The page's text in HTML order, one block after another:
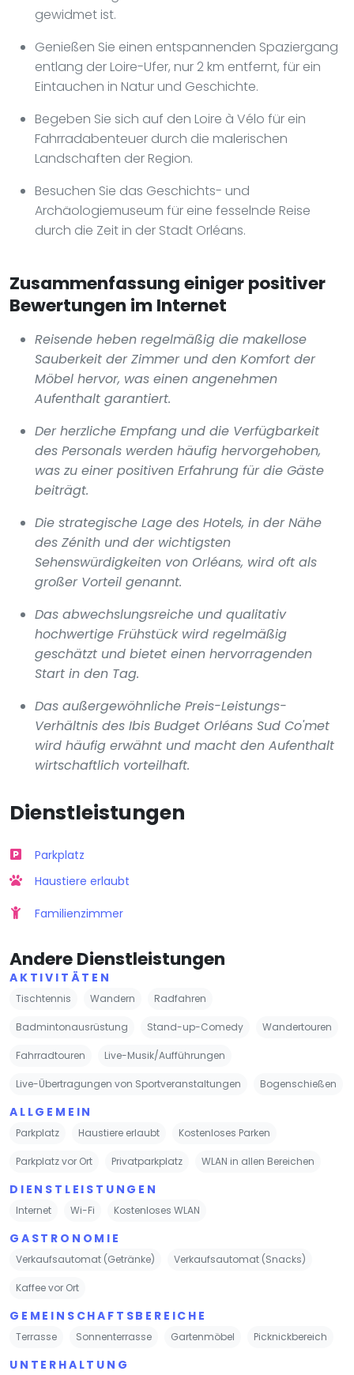
gewidmet ist.
Genießen Sie einen entspannenden Spaziergang
entlang der Loire-Ufer, nur 2 km entfernt, für ein
Eintauchen in Natur und Geschichte.
Begeben Sie sich auf den Loire à Vélo für ein
Fahrradabenteuer durch die malerischen
Landschaften der Region.
Besuchen Sie das Geschichts- und
Archäologiemuseum für eine fesselnde Reise
durch die Zeit in der Stadt Orléans.
Zusammenfassung einiger positiver
Bewertungen im Internet
Reisende heben regelmäßig die makellose
Sauberkeit der Zimmer und den Komfort der
Möbel hervor, was einen angenehmen
Aufenthalt garantiert.
Der herzliche Empfang und die Verfügbarkeit
des Personals werden häufig hervorgehoben,
was zu einer positiven Erfahrung für die Gäste
beiträgt.
Die strategische Lage des Hotels, in der Nähe
des Zénith und der wichtigsten
Sehenswürdigkeiten von Orléans, wird oft als
großer Vorteil genannt.
Das abwechslungsreiche und qualitativ
hochwertige Frühstück wird regelmäßig
geschätzt und bietet einen hervorragenden
Start in den Tag.
Das außergewöhnliche Preis-Leistungs-
Verhältnis des Ibis Budget Orléans Sud Co'met
wird häufig erwähnt und macht den Aufenthalt
wirtschaftlich vorteilhaft.
Dienstleistungen
Parkplatz
Haustiere erlaubt
Familienzimmer
Andere Dienstleistungen
AKTIVITÄTEN
Tischtennis Wandern Radfahren
Badmintonausrüstung Stand-up-Comedy Wandertouren
Fahrradtouren Live-Musik/Aufführungen
Live-Übertragungen von Sportveranstaltungen Bogenschießen
ALLGEMEIN
Parkplatz Haustiere erlaubt Kostenloses Parken
Parkplatz vor Ort Privatparkplatz WLAN in allen Bereichen
DIENSTLEISTUNGEN
Internet Wi-Fi Kostenloses WLAN
GASTRONOMIE
Verkaufsautomat (Getränke) Verkaufsautomat (Snacks)
Kaffee vor Ort
GEMEINSCHAFTSBEREICHE
Terrasse Sonnenterrasse Gartenmöbel Picknickbereich
UNTERHALTUNG